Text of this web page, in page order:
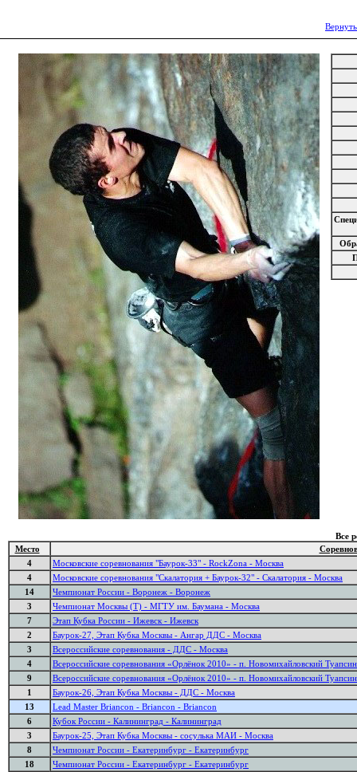
Все
Место
4
Московские соревнования "Баурок-33" - RockZona - Москва
4
Московские соревнования "Скалатория + Баурок-32" - Скалатория - Москва
14
Чемпионат России - Воронеж - Воронеж
3
Чемпионат Москвы (Т) - МГТУ им. Баумана - Москва
7
Этап Кубка России - Ижевск - Ижевск
2
Баурок-27, Этап Кубка Москвы - Ангар ДДС - Москва
3
Всероссийские соревнования - ДДС - Москва
4
Всероссийские соревнования «Орлёнок 2010» - п. Новомихайловский
9
Всероссийские соревнования «Орлёнок 2010» - п. Новомихайловский
1
Баурок-26, Этап Кубка Москвы - ДДС - Москва
13
Lead Master Briancon - Briancon - Briancon
6
Кубок России - Калининград - Калининград
3
Баурок-25, Этап Кубка Москвы - сосулька МАИ - Москва
8
Чемпионат России - Екатеринбург - Екатеринбург
18
Чемпионат России - Екатеринбург - Екатеринбург